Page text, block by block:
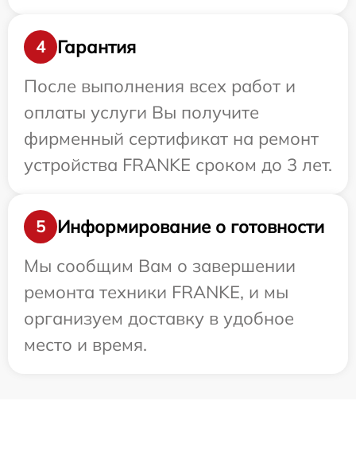
4
Гарантия
После выполнения всех работ и
оплаты услуги Вы получите
фирменный сертификат на ремонт
устройства FRANKE сроком до 3 лет.
5
Информирование о готовности
Мы сообщим Вам о завершении
ремонта техники FRANKE, и мы
организуем доставку в удобное
место и время.